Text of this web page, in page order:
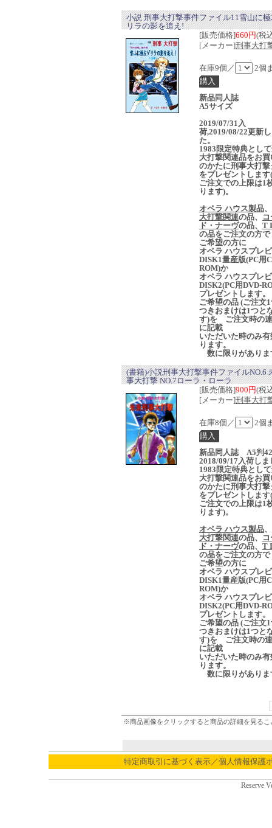
小説 刑事大打撃事件ファイル11雪山に
リラの影を追え!
[販売価格]660円(税
[メーカー]刑事大打
在庫9個／ 2個
新品同人誌
A5サイズ
2019/07/31入
荷,2019/08/22更新
た。
1983限定特典とし
大打撃関連品をお
のかたに刑事大打撃
をプレゼントします
ご注文での上限は1
ります)。
オペラ ハウス製品、
大打撃関連の品、
ド・ナーヴの品、 T
の品をご注文の方で
ご希望の方に
オペラ ハウスプレ
DISK1量産版(PC用
ROM)か
オペラ ハウスプレ
DISK2(PC用DVD-
プレゼントします。
ご希望の品 (ご注文
つきおまけは1つと
す)を ご注文時の
に記載
いただいた時のみ
ります。
数に限りがありま
(書籍)小説刑事大打撃事件ファイルNO.6
事大打撃 NO.7ローラ・ローラ
[販売価格]900円(税
[メーカー]刑事大打
在庫8個／ 2個
新品同人誌 A5判
2018/09/17入荷しま
1983限定特典とし
大打撃関連品をお
のかたに刑事大打撃
をプレゼントします
ご注文での上限は1
ります)。
オペラ ハウス製品、
大打撃関連の品、
ド・ナーヴの品、 T
の品をご注文の方で
ご希望の方に
オペラ ハウスプレ
DISK1量産版(PC用
ROM)か
オペラ ハウスプレ
DISK2(PC用DVD-
プレゼントします。
ご希望の品 (ご注文
つきおまけは1つと
す)を ご注文時の
に記載
いただいた時のみ
ります。
数に限りがありま
※商品画像をクリックすると商品の詳細を見るこ
特定商取引に基づく表示／個人情報保護
Reserve